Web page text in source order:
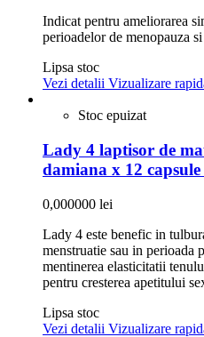
Indicat pentru ameliorarea
perioadelor de menopauza
Lipsa stoc
Vezi detalii Vizualizare
Stoc epuizat
Lady 4 laptisor de
damiana x 12
0,000000 lei
Lady 4 este benefic in
menstruatie sau in perioada
mentinerea elasticitatii
pentru cresterea apetitului
Lipsa stoc
Vezi detalii Vizualizare